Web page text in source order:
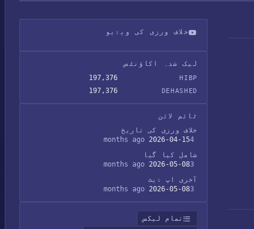
خلاف ورزی کی ویڈیو
لیک شدہ اکاؤنٹس
HIBP
197,376
DEHASHED
197,376
ٹائم لائن
خلاف ورزی کی تاریخ
2026-04-154 months ago
شامل کیا گیا
2026-05-083 months ago
آخری اپ ڈیٹ
2026-05-083 months ago
تمام لیکس